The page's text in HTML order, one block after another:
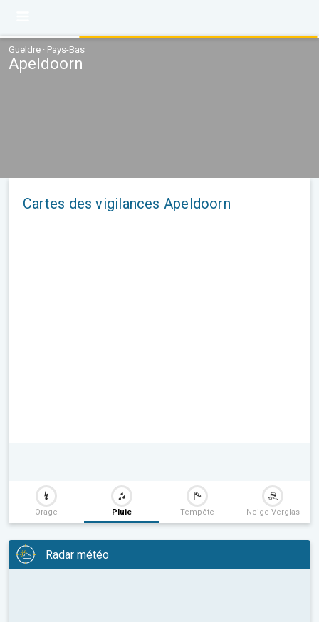
Gueldre · Pays-Bas
Apeldoorn
Cartes des vigilances Apeldoorn
Orage Pluie Tempête Neige-Verglas
Radar météo